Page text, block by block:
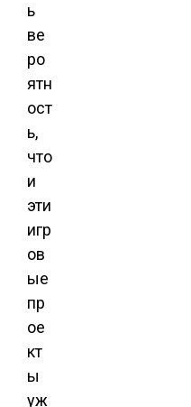
ь
ве
ро
ятн
ост
ь,
что
и
эти
игр
ов
ые
пр
ое
кт
ы
уж